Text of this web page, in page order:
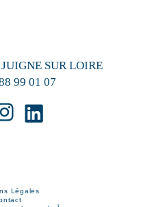
SUR LOIRE
99 01 07
Légales